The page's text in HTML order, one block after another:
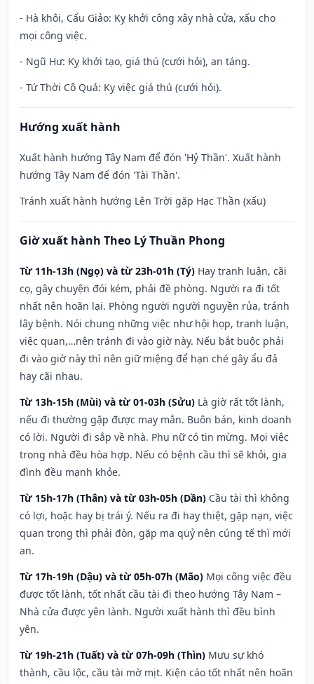
- Hà khôi, Cẩu Giảo: Kỵ khởi công xây nhà cửa, xấu cho
mọi công việc.
- Ngũ Hư: Kỵ khởi tạo, giá thú (cưới hỏi), an táng.
- Tứ Thời Cô Quả: Kỵ việc giá thú (cưới hỏi).
Hướng xuất hành
Xuất hành hướng Tây Nam để đón 'Hỷ Thần'. Xuất hành
hướng Tây Nam để đón 'Tài Thần'.
Tránh xuất hành hướng Lên Trời gặp Hạc Thần (xấu)
Giờ xuất hành Theo Lý Thuần Phong
Từ 11h-13h (Ngọ) và từ 23h-01h (Tý) Hay tranh luận, cãi
cọ, gây chuyện đói kém, phải đề phòng. Người ra đi tốt
nhất nên hoãn lại. Phòng người người nguyền rủa, tránh
lây bệnh. Nói chung những việc như hội họp, tranh luận,
việc quan,…nên tránh đi vào giờ này. Nếu bắt buộc phải
đi vào giờ này thì nên giữ miệng để hạn ché gây ẩu đả
hay cãi nhau.
Từ 13h-15h (Mùi) và từ 01-03h (Sửu) Là giờ rất tốt lành,
nếu đi thường gặp được may mắn. Buôn bán, kinh doanh
có lời. Người đi sắp về nhà. Phụ nữ có tin mừng. Mọi việc
trong nhà đều hòa hợp. Nếu có bệnh cầu thì sẽ khỏi, gia
đình đều mạnh khỏe.
Từ 15h-17h (Thân) và từ 03h-05h (Dần) Cầu tài thì không
có lợi, hoặc hay bị trái ý. Nếu ra đi hay thiệt, gặp nạn, việc
quan trọng thì phải đòn, gặp ma quỷ nên cúng tế thì mới
an.
Từ 17h-19h (Dậu) và từ 05h-07h (Mão) Mọi công việc đều
được tốt lành, tốt nhất cầu tài đi theo hướng Tây Nam –
Nhà cửa được yên lành. Người xuất hành thì đều bình
yên.
Từ 19h-21h (Tuất) và từ 07h-09h (Thìn) Mưu sự khó
thành, cầu lộc, cầu tài mờ mịt. Kiện cáo tốt nhất nên hoãn